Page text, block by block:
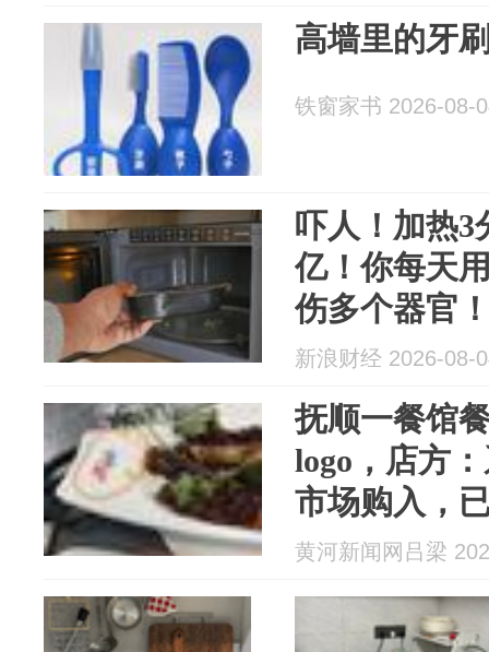
高墙里的牙
铁窗家书 2026-08-
吓人！加热3
亿！你每天
伤多个器官
惯要改
新浪财经 2026-08-
抚顺一餐馆
logo，店方
市场购入，
黄河新闻网吕梁